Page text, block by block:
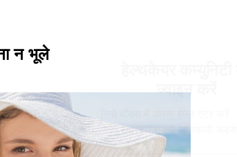
न भूले
ज्वाइन करें
स्वास्थ्य संबंधी जानकारी सबसे